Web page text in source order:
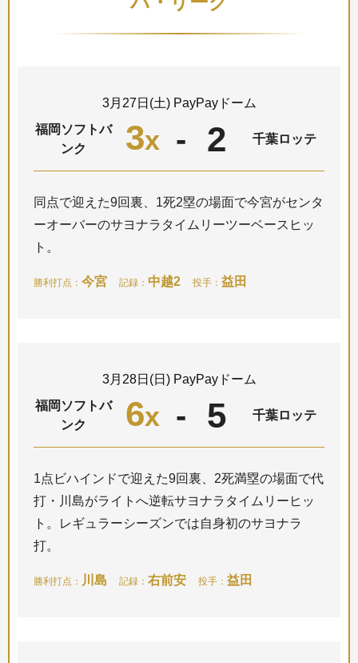
3月27日(土) PayPayドーム
福岡ソフトバ
ンク
3x - 2 千葉ロッテ
同点で迎えた9回裏、1死2塁の場面で今宮がセンタ
ーオーバーのサヨナラタイムリーツーベースヒッ
ト。
勝利打点： 今宮 記録： 中越2 投手： 益田
3月28日(日) PayPayドーム
福岡ソフトバ
ンク
6x - 5 千葉ロッテ
1点ビハインドで迎えた9回裏、2死満塁の場面で代
打・川島がライトへ逆転サヨナラタイムリーヒッ
ト。レギュラーシーズンでは自身初のサヨナラ
打。
勝利打点： 川島 記録： 右前安 投手： 益田